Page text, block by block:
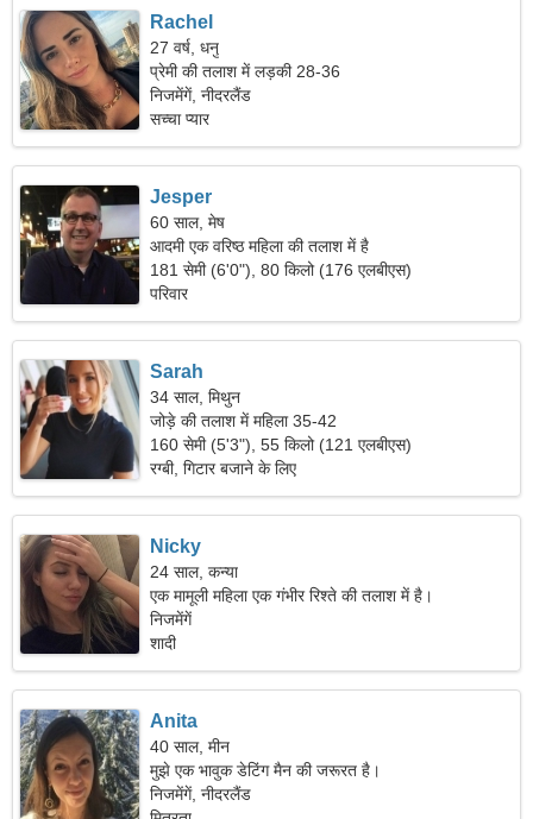
Rachel
27 वर्ष, धनु
प्रेमी की तलाश में लड़की 28-36
निजमेंगें, नीदरलैंड
सच्चा प्यार
Jesper
60 साल, मेष
आदमी एक वरिष्ठ महिला की तलाश में है
181 सेमी (6'0"), 80 किलो (176 एलबीएस)
परिवार
Sarah
34 साल, मिथुन
जोड़े की तलाश में महिला 35-42
160 सेमी (5'3"), 55 किलो (121 एलबीएस)
रग्बी, गिटार बजाने के लिए
Nicky
24 साल, कन्या
एक मामूली महिला एक गंभीर रिश्ते की तलाश में है।
निजमेंगें
शादी
Anita
40 साल, मीन
मुझे एक भावुक डेटिंग मैन की जरूरत है।
निजमेंगें, नीदरलैंड